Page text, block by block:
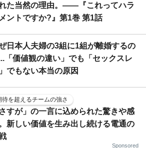
た当然の理由。――『これってハラ
ントですか?』第1巻 第1話
日本人夫婦の3組に1組が離婚するの
「価値観の違い」でも「セックスレ
でもない本当の原因
待を超えるチームの強さ
さすが」の一言に込められた驚きや感
新しい価値を生み出し続ける電通の
Sponsored